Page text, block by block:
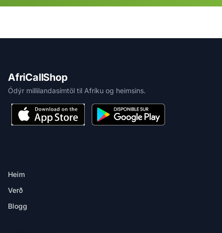
AfriCallShop
Ódýr millilandasímtöl til Afríku og heimsins.
Heim
Verð
Blogg